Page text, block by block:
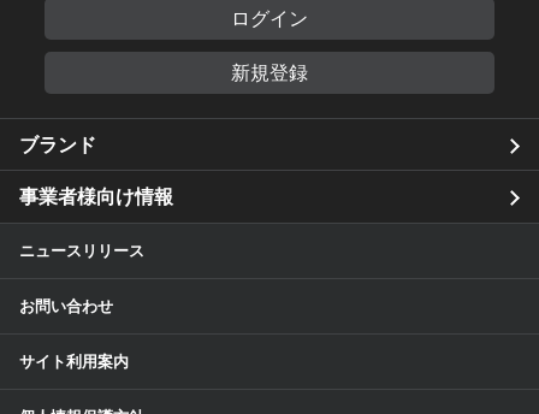
ログイン
新規登録
ブランド
事業者様向け情報
ニュースリリース
お問い合わせ
サイト利用案内